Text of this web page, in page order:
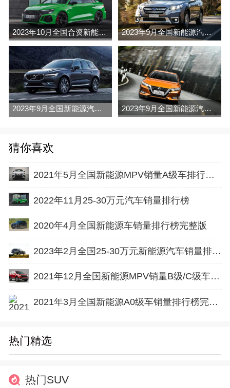
2023年10月全国合资新能源汽车销量排行榜完整版(出口量 2023年9月全国新能源汽车车销量排行榜完整版(出口量
2023年9月全国新能源汽车车销量排行榜完整版(批发量 2023年9月全国新能源汽车车销量排行榜完整版(零售量
猜你喜欢
2021年5月全国新能源MPV销量A级车排行榜完整版
2022年11月25-30万元汽车销量排行榜
2020年4月全国新能源车销量排行榜完整版
2023年2月全国25-30万元新能源汽车销量排行榜完整版
2021年12月全国新能源MPV销量B级/C级车排行榜完整版
2021年3月全国新能源A0级车销量排行榜完整版
热门精选
热门SUV